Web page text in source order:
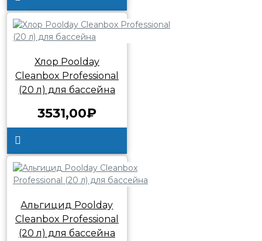
Хлор Poolday
Cleanbox Professional
(20 л) для бассейна
3531,00₽
Альгицид Poolday
Cleanbox Professional
(20 л) для бассейна